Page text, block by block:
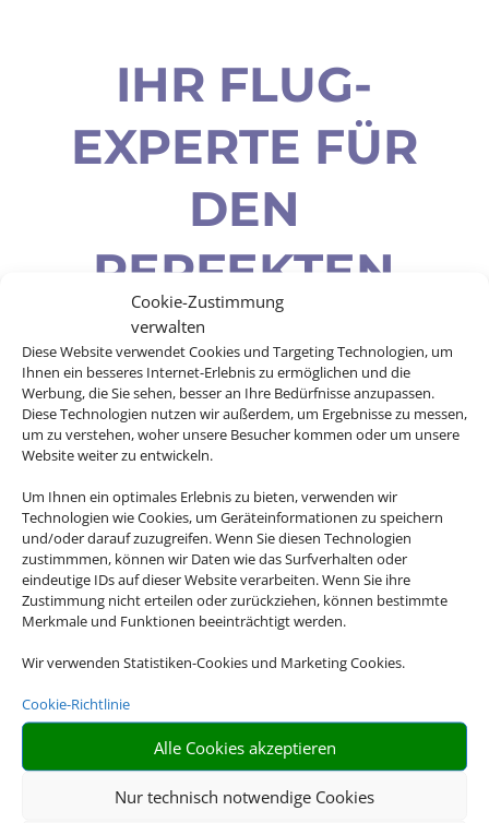
Cookie-Zustimmung
verwalten
Diese Website verwendet Cookies und Targeting Technologien, um
Ihnen ein besseres Internet-Erlebnis zu ermöglichen und die
Werbung, die Sie sehen, besser an Ihre Bedürfnisse anzupassen.
Diese Technologien nutzen wir außerdem, um Ergebnisse zu messen,
um zu verstehen, woher unsere Besucher kommen oder um unsere
Website weiter zu entwickeln.
Um Ihnen ein optimales Erlebnis zu bieten, verwenden wir
Technologien wie Cookies, um Geräteinformationen zu speichern
und/oder darauf zuzugreifen. Wenn Sie diesen Technologien
zustimmmen, können wir Daten wie das Surfverhalten oder
eindeutige IDs auf dieser Website verarbeiten. Wenn Sie ihre
Zustimmung nicht erteilen oder zurückziehen, können bestimmte
Merkmale und Funktionen beeinträchtigt werden.
Wir verwenden Statistiken-Cookies und Marketing Cookies.
Cookie-Richtlinie
Alle Cookies akzeptieren
Nur technisch notwendige Cookies
IHR FLUG-
EXPERTE FÜR
DEN
PERFEKTEN
WEG IN DEN
URLAUB
Egal wohin die Reise gehen soll – wir
haben für jedes Ziel den perfekten Flug
für Sie! Profitieren Sie jetzt von
unserem Charterflug-Preisvergleich.

OPTIMALE KOMBINATION